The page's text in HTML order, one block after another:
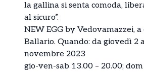
la gallina si senta comoda,
al sicuro”.
NEW EGG by Vedovamazzei,
Ballario. Quando: da giovedì 2
novembre 2023
gio-ven-sab 13.00 – 20.00;